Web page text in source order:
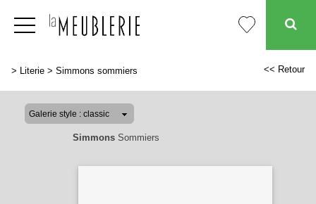
> Literie > Simmons sommiers << Retour
SimmonsSommiers